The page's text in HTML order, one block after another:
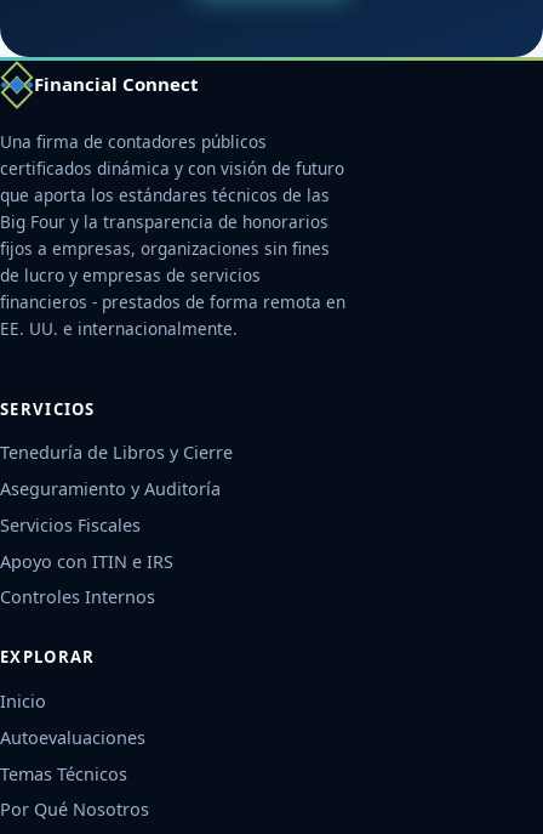
Financial Connect
Una firma de contadores públicos
certificados dinámica y con visión de futuro
que aporta los estándares técnicos de las
Big Four y la transparencia de honorarios
fijos a empresas, organizaciones sin fines
de lucro y empresas de servicios
financieros - prestados de forma remota en
EE. UU. e internacionalmente.
SERVICIOS
Teneduría de Libros y Cierre
Aseguramiento y Auditoría
Servicios Fiscales
Apoyo con ITIN e IRS
Controles Internos
EXPLORAR
Inicio
Autoevaluaciones
Temas Técnicos
Por Qué Nosotros